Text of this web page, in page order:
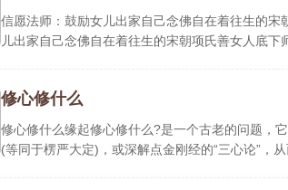
信愿法师：鼓励女儿出家自己念佛自在着往生的
儿出家自己念佛自在着往生的宋朝项氏善女人底下
修心修什么
修心修什么缘起修心修什么?是一个古老的问题，
(等同于楞严大定)，或深解点金刚经的“三心论”，